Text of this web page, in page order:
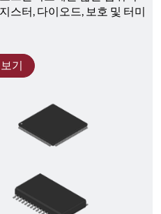
스터, 다이오드, 보호 및 터미
기